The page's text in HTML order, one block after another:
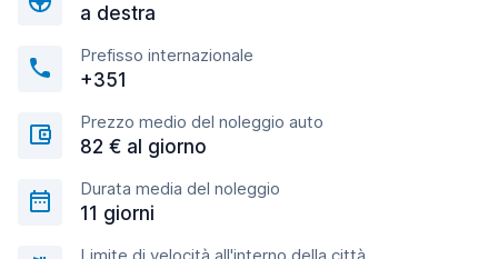
a destra
Prefisso internazionale
+351
Prezzo medio del noleggio auto
82 € al giorno
Durata media del noleggio
11 giorni